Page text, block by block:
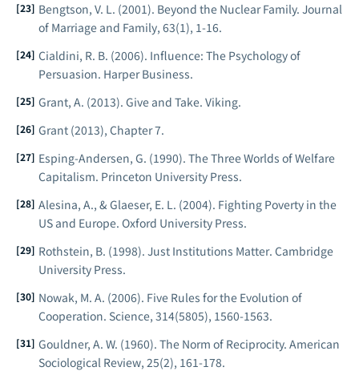
Bengtson, V. L. (2001). Beyond the Nuclear Family. Journal
of Marriage and Family, 63(1), 1-16.
Cialdini, R. B. (2006). Influence: The Psychology of
Persuasion. Harper Business.
Grant, A. (2013). Give and Take. Viking.
Grant (2013), Chapter 7.
Esping-Andersen, G. (1990). The Three Worlds of Welfare
Capitalism. Princeton University Press.
Alesina, A., & Glaeser, E. L. (2004). Fighting Poverty in the
US and Europe. Oxford University Press.
Rothstein, B. (1998). Just Institutions Matter. Cambridge
University Press.
Nowak, M. A. (2006). Five Rules for the Evolution of
Cooperation. Science, 314(5805), 1560-1563.
Gouldner, A. W. (1960). The Norm of Reciprocity. American
Sociological Review, 25(2), 161-178.